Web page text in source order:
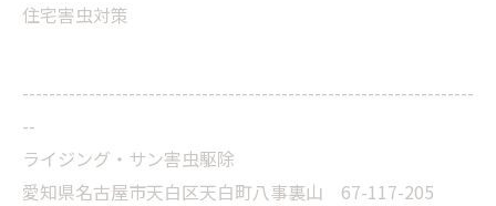
住宅害虫対策
--------------------------------------------------------------------
--
ライジング・サン害虫駆除
愛知県名古屋市天白区天白町八事裏山 67-117-205